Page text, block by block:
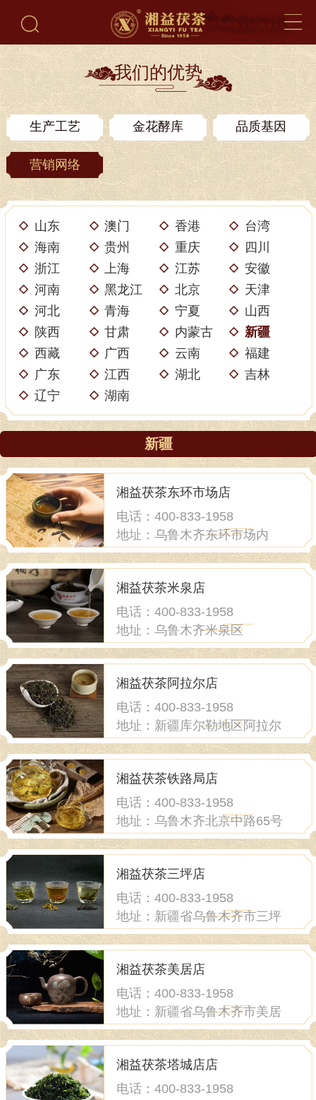
我们的优势
生产工艺 金花酵库 品质基因
营销网络
山东 澳门 香港
台湾
海南
贵州 重庆
四川
浙江
上海 江苏
安徽
河南
黑龙江 北京
天津
河北
青海 宁夏
山西
陕西
甘肃 内蒙古
新疆
西藏
广西 云南
福建
广东
江西 湖北
吉林
辽宁
湖南
新疆
湘益茯茶东环市场店
电话：400-833-1958
地址：乌鲁木齐东环市场内
湘益茯茶米泉店
电话：400-833-1958
地址：乌鲁木齐米泉区
湘益茯茶阿拉尔店
电话：400-833-1958
地址：新疆库尔勒地区阿拉尔
市
湘益茯茶铁路局店
电话：400-833-1958
地址：乌鲁木齐北京中路65号
新中星花园4号楼外一楼北侧
湘益茯茶三坪店
电话：400-833-1958
地址：新疆省乌鲁木齐市三坪
农场
湘益茯茶美居店
电话：400-833-1958
地址：新疆省乌鲁木齐市美居
物流园花鸟茶市场
湘益茯茶塔城店店
电话：400-833-1958